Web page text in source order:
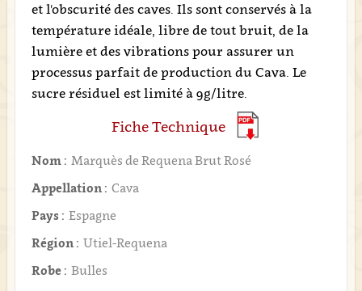
et l'obscurité des caves. Ils sont conservés à la
température idéale, libre de tout bruit, de la
lumière et des vibrations pour assurer un
processus parfait de production du Cava. Le
sucre résiduel est limité à 9g/litre.
Fiche Technique
Nom : Marquès de Requena Brut Rosé
Appellation : Cava
Pays : Espagne
Région : Utiel-Requena
Robe : Bulles